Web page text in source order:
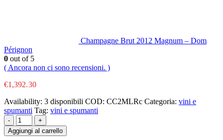
Champagne Brut 2012 Magnum – Dom
Pérignon
0 out of 5
( Ancora non ci sono recensioni. )
€1,392.30
Availability: 3 disponibili COD: CC2MLRc Categoria: vini e
spumanti Tag: vini e spumanti
-
+
Aggiungi al carrello